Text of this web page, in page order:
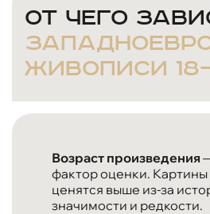
От чего
живописи
Возраст произведения
фактор оценки. Картины
ценятся выше из-за
значимости и редкости.